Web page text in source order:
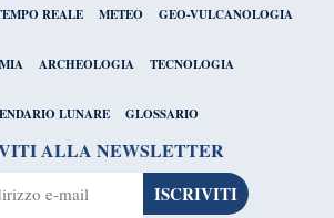
REALE METEO GEO-VULCANOLOGIA
ARCHEOLOGIA TECNOLOGIA
LUNARE GLOSSARIO
ALLA NEWSLETTER